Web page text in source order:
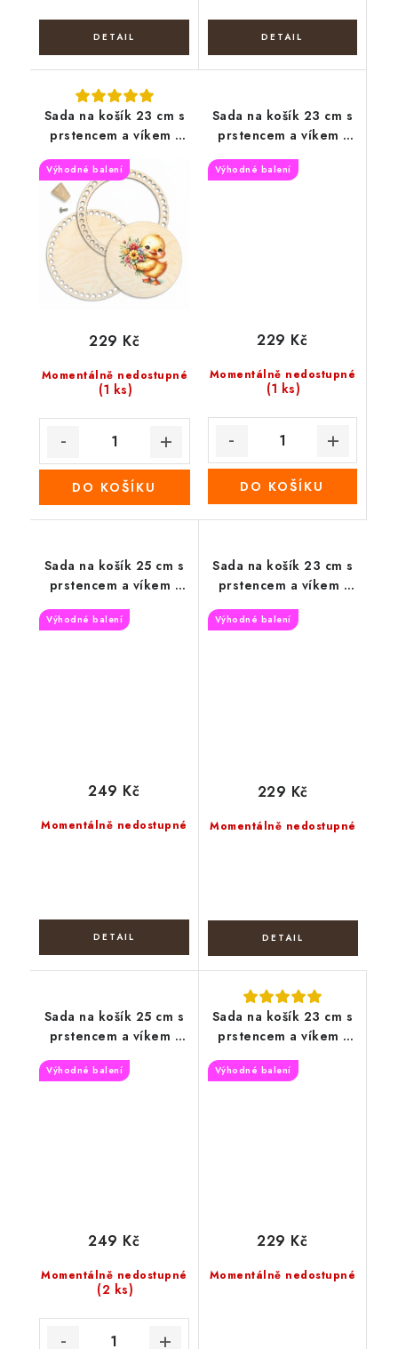
Sada na košík 23 cm s
prstencem a víkem -
Výhodné balení
Momentálně nedostupné
(1 ks)
229 Kč
DO KOŠÍKU
Sada na košík 23 cm s
prstencem a víkem -
Výhodné balení
Momentálně nedostupné
(1 ks)
229 Kč
DO KOŠÍKU
Sada na košík 25 cm s
prstencem a víkem -
Kačenka s vejci
Výhodné balení
Momentálně nedostupné
249 Kč
Sada na košík 23 cm s
prstencem a víkem -
Kytice levandule
Výhodné balení
Momentálně nedostupné
229 Kč
Sada na košík 25 cm s
prstencem a víkem -
Výhodné balení
Momentálně nedostupné
(2 ks)
249 Kč
Sada na košík 23 cm s
prstencem a víkem -
Výhodné balení
Momentálně nedostupné
229 Kč